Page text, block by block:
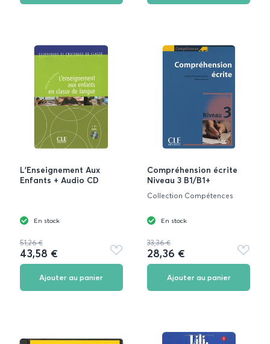
L'Enseignement Aux
Enfants + Audio CD
En stock
51,26 €
43,58 €
Ajouter
aux
Ajouter au panier
Compréhension écrite
Niveau 3 B1/B1+
Collection Compétences
En stock
33,36 €
28,36 €
Ajouter
aux
Ajouter au panier